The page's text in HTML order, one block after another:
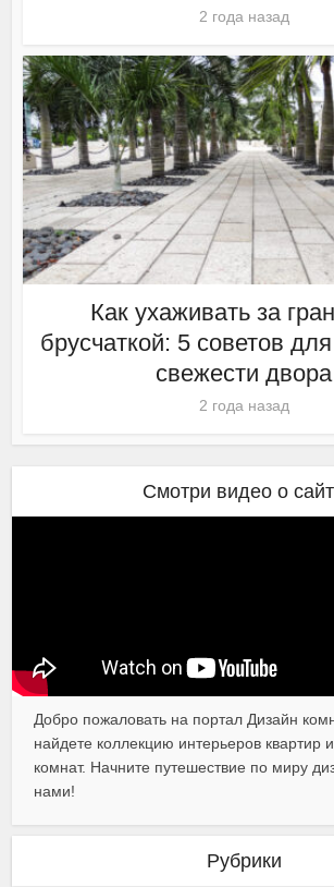
2 года назад
Как ухаживать за
брусчаткой: 5 советов
свежести двора
2 года назад
Смотри видео о
Добро пожаловать на портал Дизайн
найдете коллекцию интерьеров квартир
комнат. Начните путешествие по миру
нами!
Рубрики